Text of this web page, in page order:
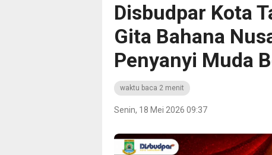
Disbudpar Kota
Gita Bahana
Penyanyi Muda
waktu baca 2 menit
Senin, 18 Mei 2026 09:37